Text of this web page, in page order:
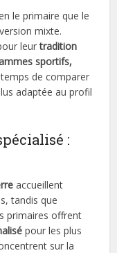
le primaire que le
mixte.
leurtradition
sportifs,
de comparer
adaptée au profil
:
accueillent
tandis que
primaires offrent
pour les plus
sur la